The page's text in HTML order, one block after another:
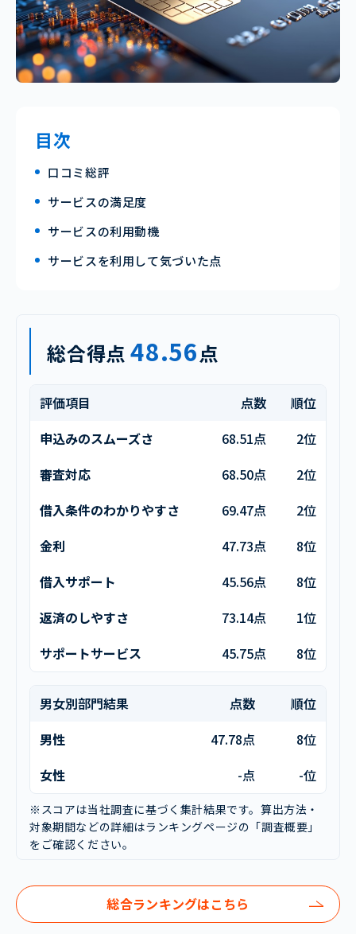
目次
口コミ総評
サービスの満足度
サービスの利用動機
サービスを利用して気づいた点
総合得点 48.56点
評価項目 点数
順位
申込みのスムーズさ
68.51点
2位
審査対応
68.50点
2位
借入条件のわかりやすさ
69.47点
2位
金利
47.73点
8位
借入サポート
45.56点
8位
返済のしやすさ
73.14点
1位
サポートサービス
45.75点 8位
男女別部門結果 点数
順位
男性
47.78点
8位
女性
-点 -位
※スコアは当社調査に基づく集計結果です。算出方法・
対象期間などの詳細はランキングページの「調査概要」
をご確認ください。
総合ランキングはこちら